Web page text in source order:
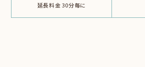
延長料金 30分毎に